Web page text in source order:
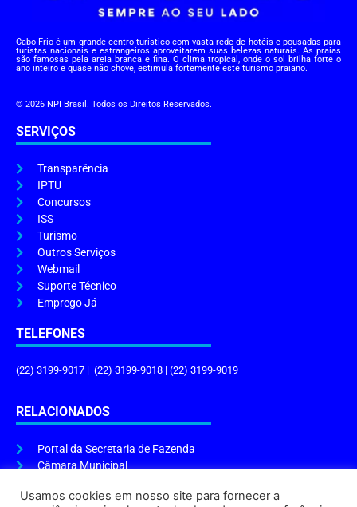
Cabo Frio é um grande centro turístico com vasta rede de hotéis e pousadas para
turistas nacionais e estrangeiros aproveitarem suas belezas naturais. As praias
são famosas pela areia branca e fina. O clima tropical, onde o sol brilha forte o
ano inteiro e quase não chove, estimula fortemente este turismo praiano.
© 2026 NPI Brasil. Todos os Direitos Reservados.
SERVIÇOS
Transparência
IPTU
Concursos
ISS
Turismo
Outros Serviços
Webmail
Suporte Técnico
Emprego Já
TELEFONES
(22) 3199-9017 | (22) 3199-9018 | (22) 3199-9019
RELACIONADOS
Portal da Secretaria de Fazenda
Câmara Municipal
Usamos cookies em nosso site para fornecer a